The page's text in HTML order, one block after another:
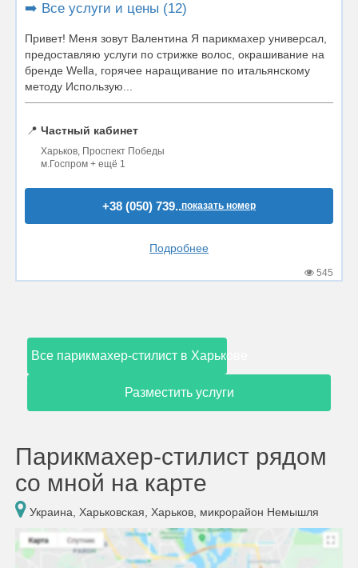
➡️ Все услуги и цены (12)
Привет! Меня зовут Валентина Я парикмахер универсал,
предоставляю услуги по стрижке волос, окрашивание на
бренде Wella, горячее наращивание по итальянскому
методу Использую...
📍 Частный кабинет
Харьков, Проспект Победы
м.Госпром + ещё 1
+38 (050) 739..показать номер
Подробнее
545
Все парикмахер-стилист в Харькове
Разместить услуги
Парикмахер-стилист рядом
со мной на карте
Украина, Харьковская, Харьков, микрорайон Немышля